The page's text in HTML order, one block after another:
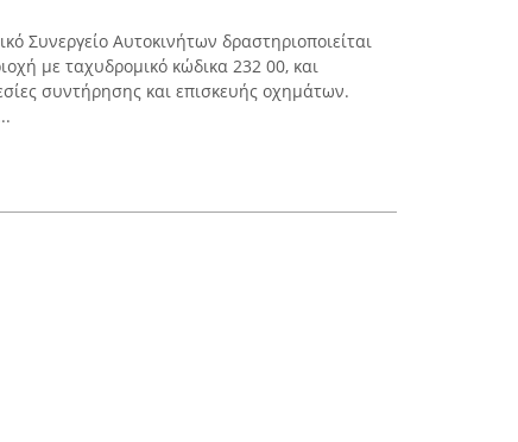
Συνεργείο Αυτοκινήτων δραστηριοποιείται
με ταχυδρομικό κώδικα 232 00, και
συντήρησης και επισκευής οχημάτων.